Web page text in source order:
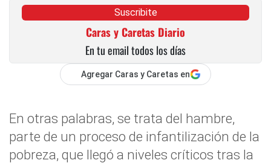
Suscribite
Caras y Caretas Diario
En tu email todos los días
Agregar Caras y Caretas en
En otras palabras, se trata del hambre,
parte de un proceso de infantilización de la
pobreza, que llegó a niveles críticos tras la